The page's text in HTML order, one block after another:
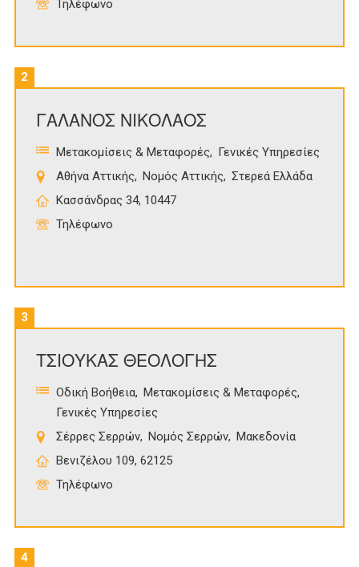
Τηλέφωνο
2
ΓΑΛΑΝΟΣ ΝΙΚΟΛΑΟΣ
Μετακομίσεις & Μεταφορές
Γενικές Υπηρεσίες
Αθήνα Αττικής
Νομός Αττικής
Στερεά Ελλάδα
Κασσάνδρας 34, 10447
Τηλέφωνο
3
ΤΣΙΟΥΚΑΣ ΘΕΟΛΟΓΗΣ
Οδική Βοήθεια
Μετακομίσεις & Μεταφορές
Γενικές Υπηρεσίες
Σέρρες Σερρών
Νομός Σερρών
Μακεδονία
Βενιζέλου 109, 62125
Τηλέφωνο
4